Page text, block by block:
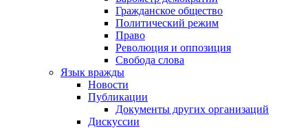
Гражданское общество
Политический режим
Право
Революция и оппозиция
Свобода слова
Язык вражды
Новости
Публикации
Документы других организаций
Дискуссии